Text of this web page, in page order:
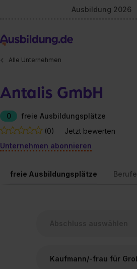
Ausbildung 2026
Alle Unternehmen
Antalis GmbH
0
freie Ausbildungsplätze
(0)
Jetzt bewerten
Unternehmen abonnieren
freie Ausbildungsplätze Berufe